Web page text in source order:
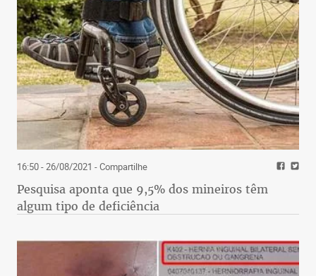
16:50 - 26/08/2021 - Compartilhe
Pesquisa aponta que 9,5% dos mineiros têm
algum tipo de deficiência